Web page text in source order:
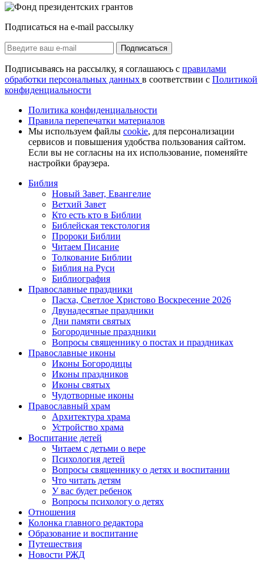
Подписаться на e-mail рассылку
Подписаться
Подписываясь на рассылку, я соглашаюсь с правилами
обработки персональных данных в соответствии с Политикой
конфиденциальности
Политика конфиденциальности
Правила перепечатки материалов
Мы используем файлы cookie, для персонализации
сервисов и повышения удобства пользования сайтом.
Если вы не согласны на их использование, поменяйте
настройки браузера.
Библия
Новый Завет, Евангелие
Ветхий Завет
Кто есть кто в Библии
Библейская текстология
Пророки Библии
Читаем Писание
Толкование Библии
Библия на Руси
Библиография
Православные праздники
Пасха, Светлое Христово Воскресение 2026
Двунадесятые праздники
Дни памяти святых
Богородичные праздники
Вопросы священнику о постах и праздниках
Православные иконы
Иконы Богородицы
Иконы праздников
Иконы святых
Чудотворные иконы
Православный храм
Архитектура храма
Устройство храма
Воспитание детей
Читаем с детьми о вере
Психология детей
Вопросы священнику о детях и воспитании
Что читать детям
У вас будет ребенок
Вопросы психологу о детях
Отношения
Колонка главного редактора
Образование и воспитание
Путешествия
Новости РЖД